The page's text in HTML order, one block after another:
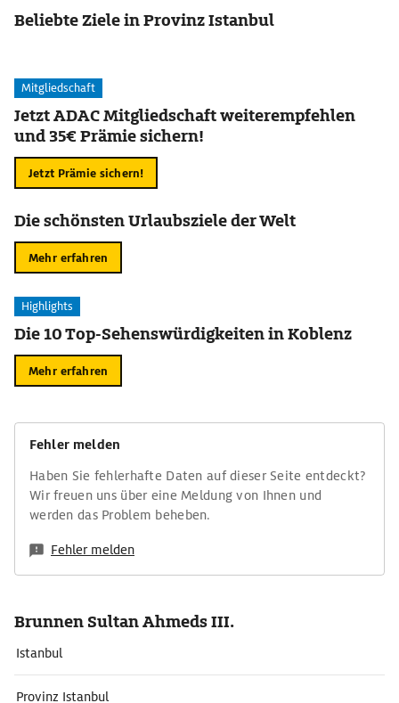
Beliebte Ziele in Provinz Istanbul
Mitgliedschaft
Jetzt ADAC Mitgliedschaft weiterempfehlen
und 35€ Prämie sichern!
Jetzt Prämie sichern!
Die schönsten Urlaubsziele der Welt
Mehr erfahren
Highlights
Die 10 Top-Sehenswürdigkeiten in Koblenz
Mehr erfahren
Fehler melden
Haben Sie fehlerhafte Daten auf dieser Seite entdeckt?
Wir freuen uns über eine Meldung von Ihnen und
werden das Problem beheben.
Fehler melden
Brunnen Sultan Ahmeds III.
Istanbul
Provinz Istanbul